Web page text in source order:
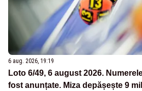
6 aug. 2026, 19:19
Loto 6/49, 6 august 2026.
fost anunțate. Miza depășește 9